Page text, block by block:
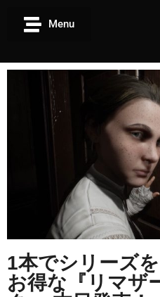
Menu
1本でシリーズ
お得な『リマザ